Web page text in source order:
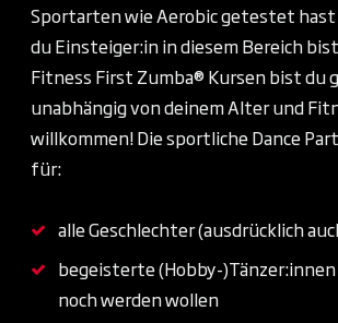
Sportarten wie Aerobic getestet hast
du Einsteiger:in in diesem Bereich
Fitness First Zumba® Kursen bist du
unabhängig von deinem Alter und
willkommen! Die sportliche Dance
für:
alle Geschlechter (ausdrücklich
begeisterte (Hobby-)Tänzer:innen
noch werden wollen